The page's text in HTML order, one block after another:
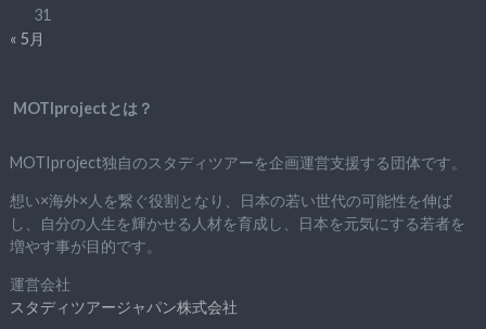
31
« 5月
MOTIprojectとは？
MOTIproject独自のスタディツアーを企画運営支援する団体です。
想い×海外×人を繋ぐ役割となり、日本の若い世代の可能性を伸ば
し、自分の人生を輝かせる人材を育成し、日本を元気にする若者を
増やす事が目的です。
運営会社
スタディツアージャパン株式会社